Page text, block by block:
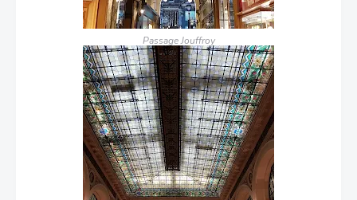
Passage Jouffroy